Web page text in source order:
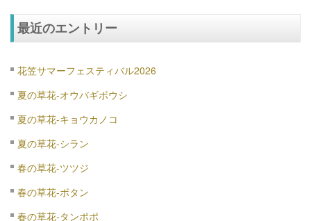
最近のエントリー
花笠サマーフェスティバル2026
夏の草花-オウバギボウシ
夏の草花-キョウカノコ
夏の草花-シラン
春の草花-ツツジ
春の草花-ボタン
春の草花-タンポポ